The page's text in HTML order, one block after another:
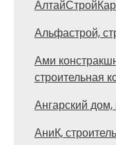
Альфастрой,
Ами
строительная
Ангарский
АниК,